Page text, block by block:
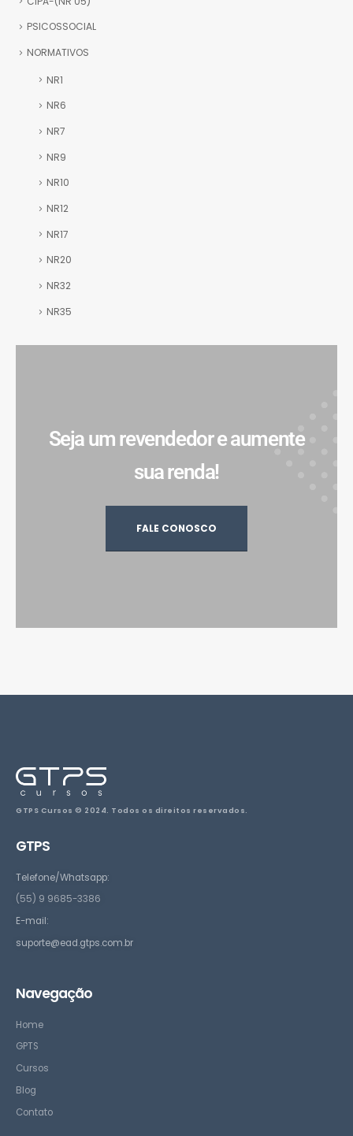
PSICOSSOCIAL
NORMATIVOS
NR1
NR6
NR7
NR9
NR10
NR12
NR17
NR20
NR32
NR35
Seja um revendedor e aumente
sua renda!
FALE CONOSCO
GTPS Cursos © 2024. Todos os direitos reservados.
GTPS
Telefone/Whatsapp:
(55) 9 9685-3386
E-mail:
suporte@ead.gtps.com.br
Navegação
Home
GPTS
Cursos
Blog
Contato